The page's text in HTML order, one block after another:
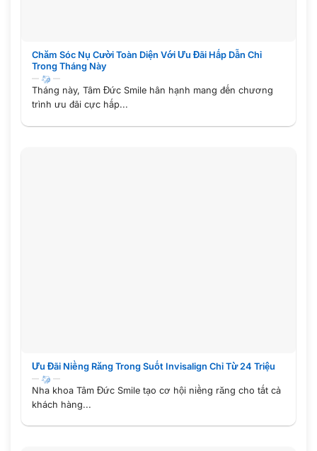
Chăm Sóc Nụ Cười Toàn Diện Với Ưu Đãi Hấp Dẫn Chỉ
Trong Tháng Này
Tháng này, Tâm Đức Smile hân hạnh mang đến chương
trình ưu đãi cực hấp...
Ưu Đãi Niềng Răng Trong Suốt Invisalign Chỉ Từ 24 Triệu
Nha khoa Tâm Đức Smile tạo cơ hội niềng răng cho tất cả
khách hàng...